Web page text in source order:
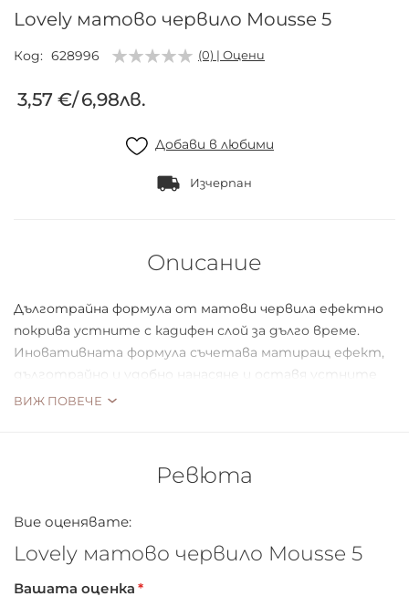
галерия
със
Lovely матово червило Mousse 5
Код 628996 (0) | Оцени
3,57 €/6,98лв.
Добави в любими
Изчерпан
Описание
Дълготрайна формула от матови червила ефектно
покрива устните с кадифен слой за дълго време.
Иновативната формула съчетава матиращ ефект,
дълготрайно и удобно нанасяне и оставя устните
ви копринено меки и съответно овлажнени.
ВИЖ ПОВЕЧЕ
Ревюта
Вие оценявате:
Lovely матово червило Mousse 5
Вашата оценка